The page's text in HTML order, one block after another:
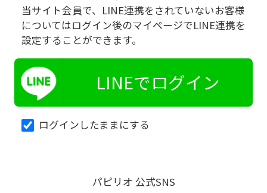
当サイト会員で、LINE連携をされていないお客様
についてはログイン後のマイページでLINE連携を
設定することができます。
LINEでログイン
ログインしたままにする
パピリオ 公式SNS